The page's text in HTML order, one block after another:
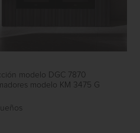
modelo DGC 7870
modelo KM 3475 G